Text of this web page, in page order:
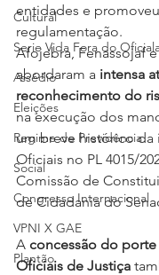
Cultural
Serie Vida Fora do
Assédio
Eleições
Regime de Previdência
Social
Congresso Internacional
VPNI X GAE
Plantão
entidades e
regulamentação.
Afojebra, Fenassojaf
abordaram a intensa
reconhecimento do
na execução dos
um breve histórico da
Oficiais no PL 4015/
Comissão de
de Cidadania do
A concessão do
Oficiais de Justiça